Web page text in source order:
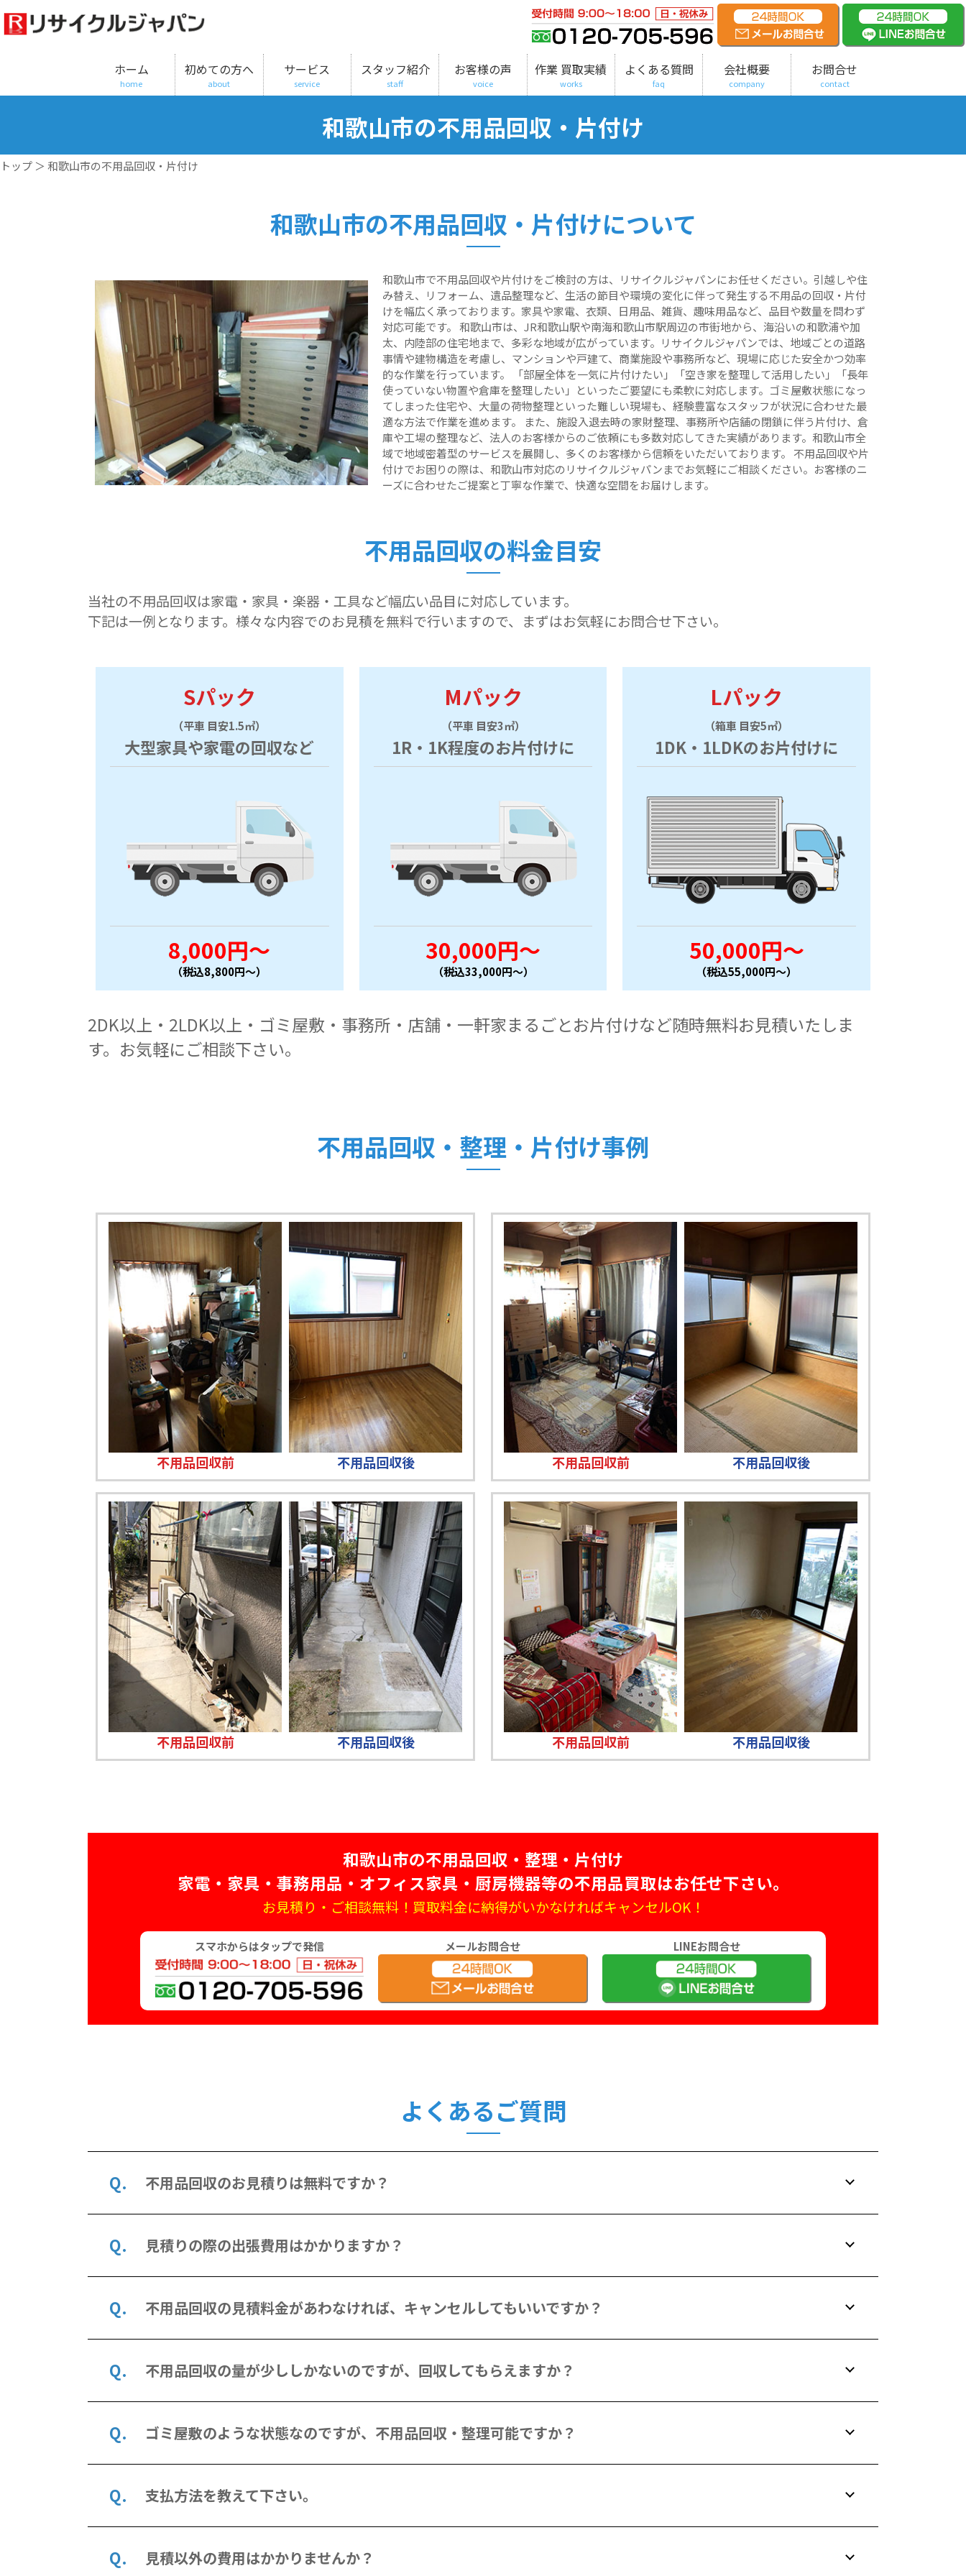
ホーム
home
初めての方へ
about
サービス
service
スタッフ紹介
staff
お客様の声
voice
作業 買取実績
works
よくある質問
faq
会社概要
company
お問合せ
contact
和歌山市の不用品回収・片付け
トップ ＞ 和歌山市の不用品回収・片付け
和歌山市の不用品回収・片付けについて
和歌山市で不用品回収や片付けをご検討の方は、リサイクルジャパンにお任せください。引越しや住
み替え、リフォーム、遺品整理など、生活の節目や環境の変化に伴って発生する不用品の回収・片付
けを幅広く承っております。家具や家電、衣類、日用品、雑貨、趣味用品など、品目や数量を問わず
対応可能です。 和歌山市は、JR和歌山駅や南海和歌山市駅周辺の市街地から、海沿いの和歌浦や加
太、内陸部の住宅地まで、多彩な地域が広がっています。リサイクルジャパンでは、地域ごとの道路
事情や建物構造を考慮し、マンションや戸建て、商業施設や事務所など、現場に応じた安全かつ効率
的な作業を行っています。 「部屋全体を一気に片付けたい」「空き家を整理して活用したい」「長年
使っていない物置や倉庫を整理したい」といったご要望にも柔軟に対応します。ゴミ屋敷状態になっ
てしまった住宅や、大量の荷物整理といった難しい現場も、経験豊富なスタッフが状況に合わせた最
適な方法で作業を進めます。 また、施設入退去時の家財整理、事務所や店舗の閉鎖に伴う片付け、倉
庫や工場の整理など、法人のお客様からのご依頼にも多数対応してきた実績があります。和歌山市全
域で地域密着型のサービスを展開し、多くのお客様から信頼をいただいております。 不用品回収や片
付けでお困りの際は、和歌山市対応のリサイクルジャパンまでお気軽にご相談ください。お客様のニ
ーズに合わせたご提案と丁寧な作業で、快適な空間をお届けします。
不用品回収の料金目安
当社の不用品回収は家電・家具・楽器・工具など幅広い品目に対応しています。
下記は一例となります。様々な内容でのお見積を無料で行いますので、まずはお気軽にお問合せ下さい。
Sパック
（平車 目安1.5㎥）
大型家具や家電の回収など
8,000円～
（税込8,800円～）
Mパック
（平車 目安3㎥）
1R・1K程度のお片付けに
30,000円～
（税込33,000円～）
Lパック
（箱車 目安5㎥）
1DK・1LDKのお片付けに
50,000円～
（税込55,000円～）
2DK以上・2LDK以上・ゴミ屋敷・事務所・店舗・一軒家まるごとお片付けなど随時無料お見積いたしま
す。お気軽にご相談下さい。
不用品回収・整理・片付け事例
不用品回収前 不用品回収後 不用品回収前 不用品回収後
不用品回収前 不用品回収後 不用品回収前 不用品回収後
和歌山市の不用品回収・整理・片付け
家電・家具・事務用品・オフィス家具・厨房機器等の不用品買取はお任せ下さい。
お見積り・ご相談無料！買取料金に納得がいかなければキャンセルOK！
スマホからはタップで発信 メールお問合せ LINEお問合せ
よくあるご質問
不用品回収のお見積りは無料ですか？
見積りの際の出張費用はかかりますか？
不用品回収の見積料金があわなければ、キャンセルしてもいいですか？
不用品回収の量が少ししかないのですが、回収してもらえますか？
ゴミ屋敷のような状態なのですが、不用品回収・整理可能ですか？
支払方法を教えて下さい。
見積以外の費用はかかりませんか？